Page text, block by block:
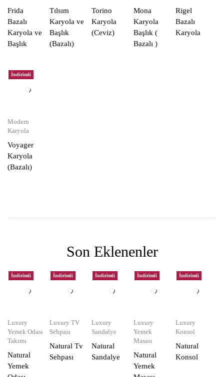
Frida
Bazalı
Karyola ve
Başlık
Tılsım
Karyola ve
Başlık
(Bazalı)
Torino
Karyola
(Ceviz)
Mona
Karyola
Başlık (
Bazalı )
Rigel
Bazalı
Karyola
İndirimli
Modern
Karyola
Voyager
Karyola
(Bazalı)
Son Eklenenler
İndirimli
Luxury
Yemek Odası
Takımı
Natural
Yemek
İndirimli
Luxury TV
Sehpası
Natural Tv
Sehpası
İndirimli
Luxury
Sandalye
Natural
Sandalye
İndirimli
Luxury
Yemek
Masası
Natural
Yemek
İndirimli
Luxury
Konsol
Natural
Konsol